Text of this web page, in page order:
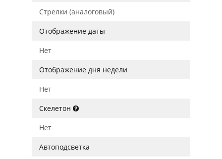
Стрелки (аналоговый)
Отображение даты
Нет
Отображение дня недели
Нет
Скелетон
Нет
Автоподсветка